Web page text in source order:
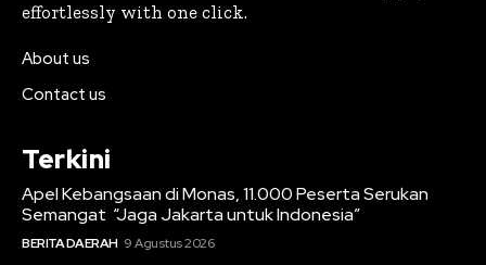
effortlessly with one click.
About us
Contact us
Terkini
Apel Kebangsaan di Monas, 11.000 Peserta Serukan
Semangat “Jaga Jakarta untuk Indonesia”
BERITA DAERAH 9 Agustus 2026